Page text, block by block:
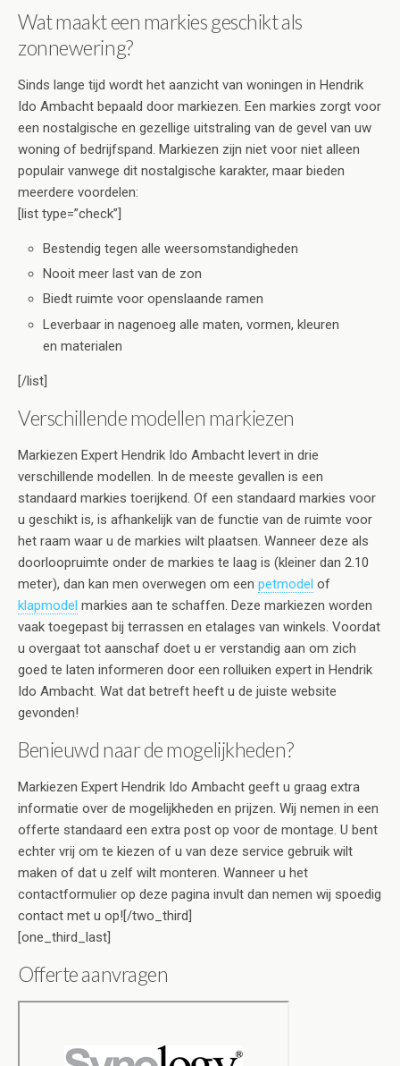
Wat maakt een markies geschikt als
zonnewering?
Sinds lange tijd wordt het aanzicht van woningen in Hendrik
Ido Ambacht bepaald door markiezen. Een markies zorgt voor
een nostalgische en gezellige uitstraling van de gevel van uw
woning of bedrijfspand. Markiezen zijn niet voor niet alleen
populair vanwege dit nostalgische karakter, maar bieden
meerdere voordelen:
[list type=”check”]
Bestendig tegen alle weersomstandigheden
Nooit meer last van de zon
Biedt ruimte voor openslaande ramen
Leverbaar in nagenoeg alle maten, vormen, kleuren
en materialen
[/list]
Verschillende modellen markiezen
Markiezen Expert Hendrik Ido Ambacht levert in drie
verschillende modellen. In de meeste gevallen is een
standaard markies toerijkend. Of een standaard markies voor
u geschikt is, is afhankelijk van de functie van de ruimte voor
het raam waar u de markies wilt plaatsen. Wanneer deze als
doorloopruimte onder de markies te laag is (kleiner dan 2.10
meter), dan kan men overwegen om een petmodel of
klapmodel markies aan te schaffen. Deze markiezen worden
vaak toegepast bij terrassen en etalages van winkels. Voordat
u overgaat tot aanschaf doet u er verstandig aan om zich
goed te laten informeren door een rolluiken expert in Hendrik
Ido Ambacht. Wat dat betreft heeft u de juiste website
gevonden!
Benieuwd naar de mogelijkheden?
Markiezen Expert Hendrik Ido Ambacht geeft u graag extra
informatie over de mogelijkheden en prijzen. Wij nemen in een
offerte standaard een extra post op voor de montage. U bent
echter vrij om te kiezen of u van deze service gebruik wilt
maken of dat u zelf wilt monteren. Wanneer u het
contactformulier op deze pagina invult dan nemen wij spoedig
contact met u op![/two_third]
[one_third_last]
Offerte aanvragen